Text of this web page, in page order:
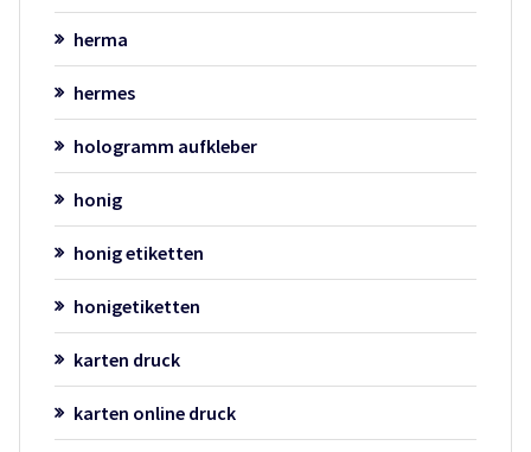
herma
hermes
hologramm aufkleber
honig
honig etiketten
honigetiketten
karten druck
karten online druck